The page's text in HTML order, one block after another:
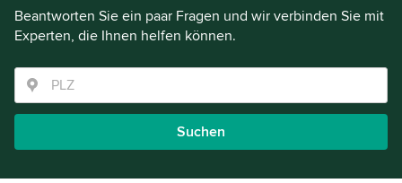
Beantworten Sie ein paar Fragen und wir verbinden Sie mit
Experten, die Ihnen helfen können.
Suchen